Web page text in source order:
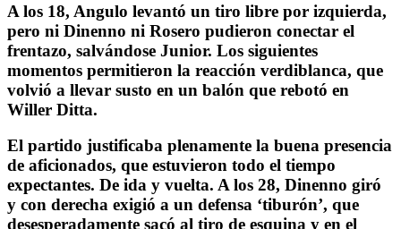
A los 18, Angulo levantó un tiro libre por izquierda,
pero ni Dinenno ni Rosero pudieron conectar el
frentazo, salvándose Junior. Los siguientes
momentos permitieron la reacción verdiblanca, que
volvió a llevar susto en un balón que rebotó en
Willer Ditta.
El partido justificaba plenamente la buena presencia
de aficionados, que estuvieron todo el tiempo
expectantes. De ida y vuelta. A los 28, Dinenno giró
y con derecha exigió a un defensa ‘tiburón’, que
desesperadamente sacó al tiro de esquina y en el